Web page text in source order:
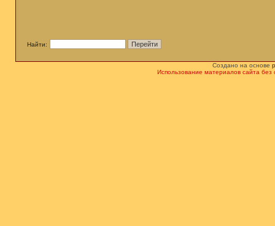
Найти:
Создано на основе
Использование материалов сайта